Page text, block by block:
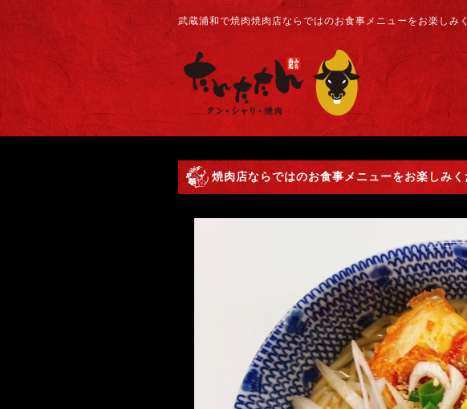
武蔵浦和で焼肉焼肉店ならではのお食事メニューをお楽し
焼肉店ならではのお食事メニューをお楽しみ